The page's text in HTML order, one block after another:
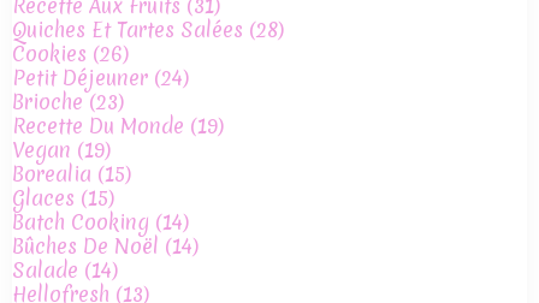
Quiches Et Tartes Salées (28)
Cookies (26)
Petit Déjeuner (24)
Brioche(23)
Recette Du Monde (19)
Vegan (19)
Borealia (15)
Glaces (15)
Batch Cooking (14)
Bûches De Noël (14)
Salade (14)
Hellofresh (13)